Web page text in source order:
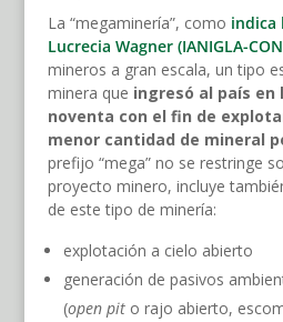
La “megaminería”, como indica
Lucrecia Wagner (IANIGLA-
mineros a gran escala, un tipo
minera que ingresó al país en
noventa con el fin de
menor cantidad de mineral
prefijo “mega” no se restringe
proyecto minero, incluye
de este tipo de minería:
explotación a cielo abierto
generación de pasivos
(open pito rajo abierto,